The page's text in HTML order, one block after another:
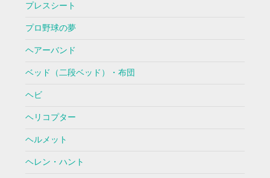
プレスシート
プロ野球の夢
ヘアーバンド
ベッド（二段ベッド）・布団
ヘビ
ヘリコプター
ヘルメット
ヘレン・ハント